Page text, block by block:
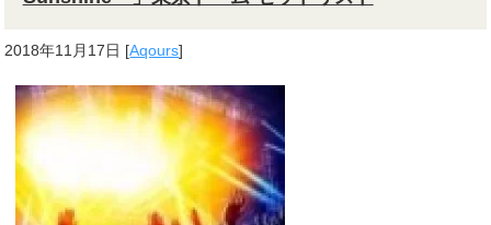
2018年11月17日 [Aqours]